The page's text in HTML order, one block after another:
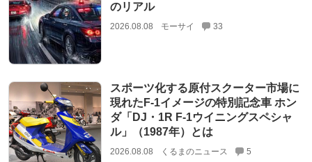
のリアル
2026.08.08 モーサイ 33
スポーツ化する原付スクーター市場に
現れたF-1イメージの特別記念車 ホン
ダ「DJ・1R F-1ウイニングスペシャ
ル」（1987年）とは
2026.08.08 くるまのニュース 5